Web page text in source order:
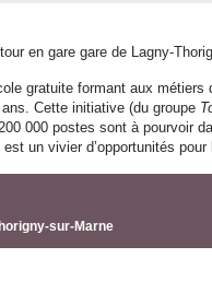
en gare gare de Lagny-
gratuite formant aux
Cette initiative (du groupe
000 postes sont à pourvoir
un vivier d’opportunités
sur-Marne